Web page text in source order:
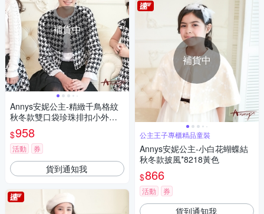
補貨中
Annys安妮公主-精緻千鳥格紋
秋冬款雙口袋珍珠排扣小外套*
8297黑色
$958
活動 券
貨到通知我
補貨中
公主王子專櫃精品童裝
Annys安妮公主-小白花蝴蝶結
秋冬款披風*8218黃色
$866
活動 券
貨到通知我